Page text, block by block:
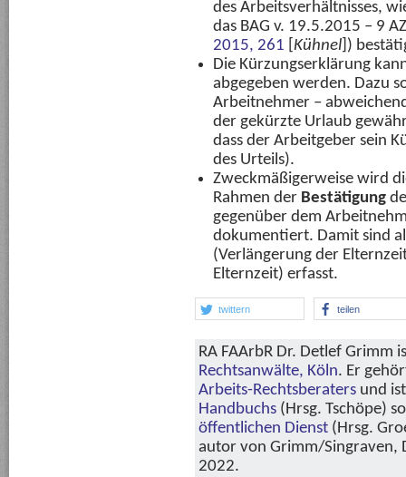
des Arbeitsverhältnisses,
das BAG v. 19.5.2015 – 9
2015, 261 Kühnel ])
Die Kürzungserklärung
abgegeben werden. Dazu
Arbeitnehmer –
der gekürzte Urlaub
dass der Arbeitgeber sein
des Urteils).
Zweckmäßigerweise wird
Rahmen der Bestätigung
gegenüber dem
dokumentiert. Damit sind
(Verlängerung der
Elternzeit) erfasst.
twittern teilen
RA FAArbR Dr. Detlef Grimm
Rechtsanwälte, Köln. Er
Arbeits-Rechtsberaters und
Handbuchs (Hrsg. Tschöpe)
öffentlichen Dienst (Hrsg.
autor von Grimm/Singraven,
2022.